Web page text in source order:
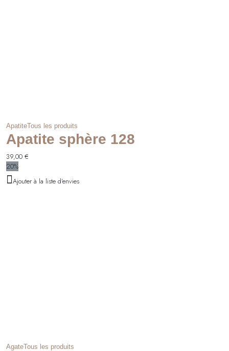
ApatiteTous les produits
Apatite sphère 128
39,00 €
20%
Ajouter à la liste d'envies
AgateTous les produits